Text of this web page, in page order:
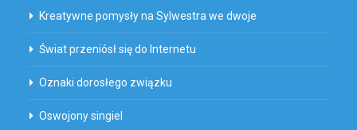
Kreatywne pomysły na Sylwestra we dwoje
Świat przeniósł się do Internetu
Oznaki dorosłego związku
Oswojony singiel